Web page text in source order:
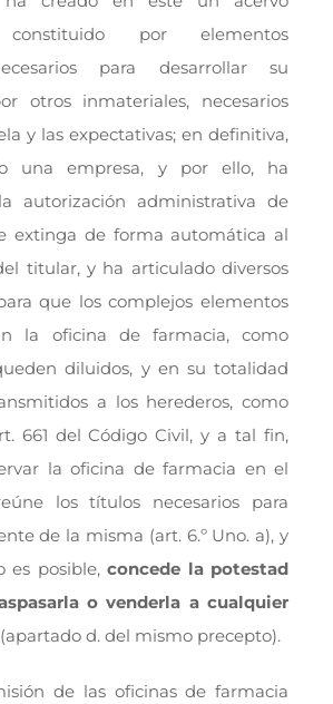
constituido por elementos
para desarrollar su
otros inmateriales, necesarios
y las expectativas; en definitiva,
una empresa, y por ello, ha
autorización administrativa de
extinga de forma automática al
titular, y ha articulado diversos
que los complejos elementos
la oficina de farmacia, como
diluidos, y en su totalidad
a los herederos, como
661 del Código Civil, y a tal fin,
la oficina de farmacia en el
los títulos necesarios para
de la misma (art. 6.º Uno. a), y
es posible,concede la potestad
o venderla a cualquier
(apartado d. del mismo precepto).
de las oficinas de farmacia